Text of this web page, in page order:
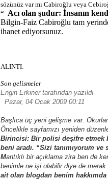
sözünüz var mı Cabiroğlu veya
“ Acı olan şudur: İnsanın
Bilgin-Faiz Cabiroğlu tam
ihanet ediyorsunuz.
ALINTI:
Son gelismeler
Engin Erkiner tarafından yazıldı
Pazar, 04 Ocak 2009 00:11
Başlıca üç yeni gelişme var.
Öncelikle sayfamızı yeniden
Birincisi: Bir polisi deşifre etmek
beni aradı. “Sizi tanımıyorum
Mantıklı bir açıklama zira ben de
benimle ne işi olabilir diye de merak
ait olan blogdan benim hakkımda